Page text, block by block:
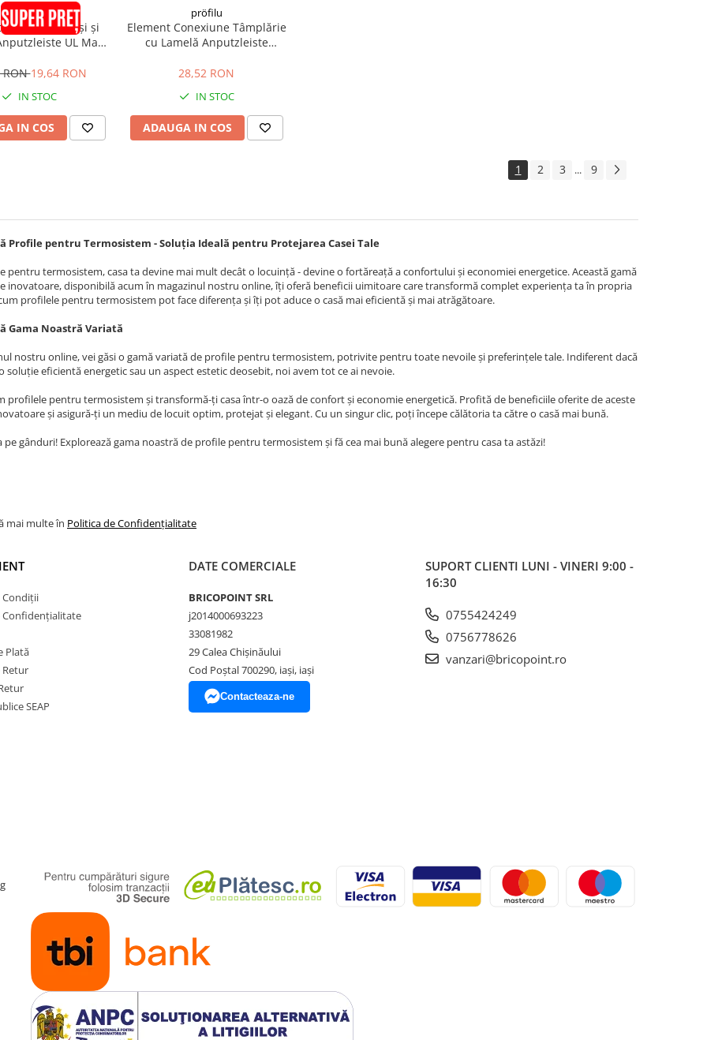
pröfilu
de Legătură Uși și
UL Maro
RON19,64 RON
IN STOC
IN COS
pröfilu
Element Conexiune Tâmplărie
cu Lamelă Anputzleiste
2D 9mm 2.6m
28,52 RON
IN STOC
ADAUGA IN COS
1 2 3 ... 9
Profile pentru Termosistem - Soluția Ideală pentru Protejarea Casei Tale
pentru termosistem, casa ta devine mai mult decât o locuință - devine o fortăreață a confortului și economiei energetice. Această gamă
inovatoare, disponibilă acum în magazinul nostru online, îți oferă beneficii uimitoare care transformă complet experiența ta în propria
profilele pentru termosistem pot face diferența și îți pot aduce o casă mai eficientă și mai atrăgătoare.
Gama Noastră Variată
nostru online, vei găsi o gamă variată de profile pentru termosistem, potrivite pentru toate nevoile și preferințele tale. Indiferent dacă
soluție eficientă energetic sau un aspect estetic deosebit, noi avem tot ce ai nevoie.
profilele pentru termosistem și transformă-ți casa într-o oază de confort și economie energetică. Profită de beneficiile oferite de aceste
și asigură-ți un mediu de locuit optim, protejat și elegant. Cu un singur clic, poți începe călătoria ta către o casă mai bună.
pe gânduri! Explorează gama noastră de profile pentru termosistem și fă cea mai bună alegere pentru casa ta astăzi!
mai multe în Politica de Confidențialitate
Condiții
Confidențialitate
Plată
Retur
SEAP
DATE COMERCIALE
BRICOPOINT SRL
j2014000693223
33081982
29 Calea Chișinăului
Cod Poștal 700290, iași, iași
Contacteaza-ne
SUPORT CLIENTI LUNI - VINERI 9:00 -
16:30
0755424249
0756778626
vanzari@bricopoint.ro